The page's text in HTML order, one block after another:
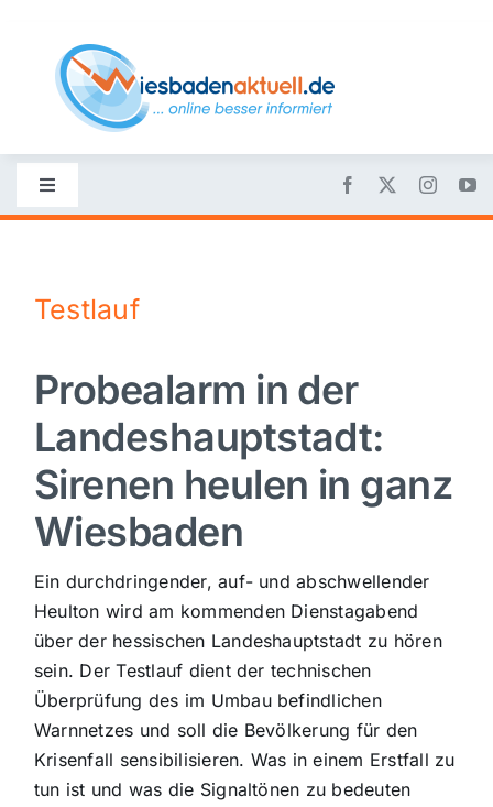
content
Toggle
Navigation
Nachrichten
Politik
Wirtschaft
Sport
Kultur
Panorama
Mein Stadtteil
Testlauf
Probealarm in der
Landeshauptstadt:
Sirenen heulen in ganz
Wiesbaden
Ein durchdringender, auf- und abschwellender
Heulton wird am kommenden Dienstagabend
über der hessischen Landeshauptstadt zu hören
sein. Der Testlauf dient der technischen
Überprüfung des im Umbau befindlichen
Warnnetzes und soll die Bevölkerung für den
Krisenfall sensibilisieren. Was in einem Erstfall zu
tun ist und was die Signaltönen zu bedeuten